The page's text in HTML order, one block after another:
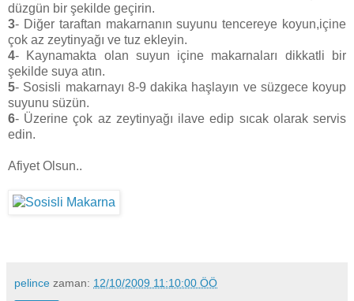
düzgün bir şekilde geçirin.
3- Diğer taraftan makarnanın suyunu tencereye koyun,içine
çok az zeytinyağı ve tuz ekleyin.
4- Kaynamakta olan suyun içine makarnaları dikkatli bir
şekilde suya atın.
5- Sosisli makarnayı 8-9 dakika haşlayın ve süzgece koyup
suyunu süzün.
6- Üzerine çok az zeytinyağı ilave edip sıcak olarak servis
edin.
Afiyet Olsun..
pelince zaman: 12/10/2009 11:10:00 ÖÖ